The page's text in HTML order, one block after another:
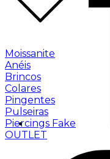
Moissanite
Anéis
Brincos
Colares
Pingentes
Pulseiras
Piercings Fake
OUTLET